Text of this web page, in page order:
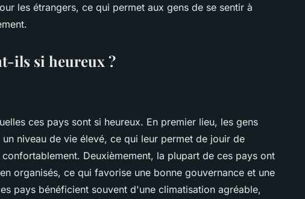
les étrangers, ce qui permet aux gens de se sentir à
ils si heureux ?
ces pays sont si heureux. En premier lieu, les gens
niveau de vie élevé, ce qui leur permet de jouir de
Deuxièmement, la plupart de ces pays ont
organisés, ce qui favorise une bonne gouvernance et une
pays bénéficient souvent d'une climatisation agréable,